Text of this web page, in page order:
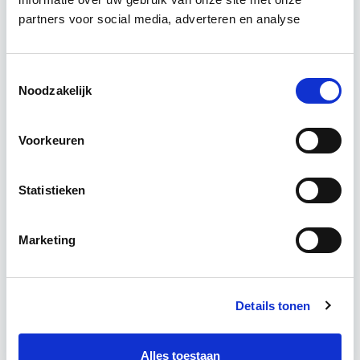
partners voor social media, adverteren en analyse
Noodzakelijk
Voorkeuren
Statistieken
Marketing
Details tonen
Alles toestaan
vastgoedprojecten te realiseren en/of te
komen voorbij, waarbij de… Lees verder
4 - 8 uur per week